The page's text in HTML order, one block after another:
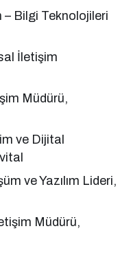
– Bilgi Teknolojileri
İletişim
Müdürü,
ve Dijital
ve Yazılım Lideri,
Müdürü,